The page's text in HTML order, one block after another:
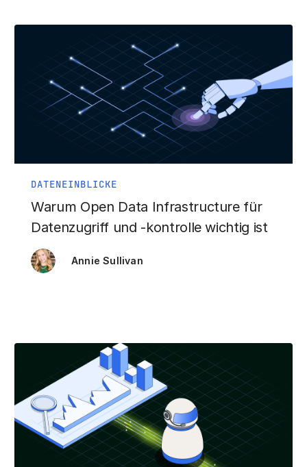
DATENEINBLICKE
Warum Open Data Infrastructure für
Datenzugriff und -kontrolle wichtig ist
Annie Sullivan